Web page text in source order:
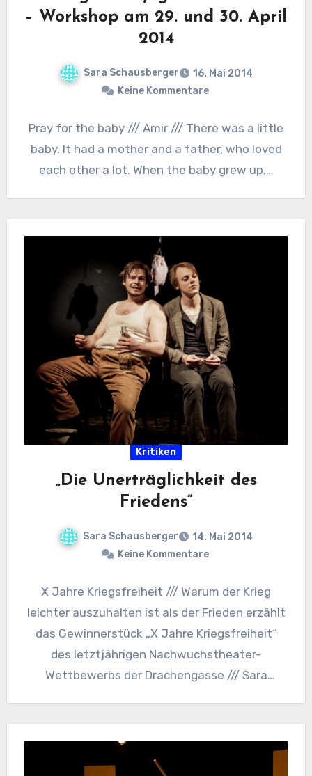
– Workshop am 29. und 30. April
2014
Sara Schausberger
16. Mai 2014
Keine Kommentare
Pray for the baby /// Amir /// There was a little
baby. It had a mother and a father, who loved
each other a lot. When the baby grew up,…
Kritiken
„Die Unerträglichkeit des
Friedens“
Sara Schausberger
14. Mai 2014
Keine Kommentare
X Jahre Kriegsfreiheit /// Warum der Krieg
leichter auszuhalten ist als der Frieden erzählt
das Gewinnerstück „X Jahre Kriegsfreiheit“
des letztjährigen Nachwuchstheater-
Wettbewerbs der Drachengasse /// Sara